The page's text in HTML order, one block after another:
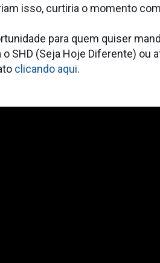
isso, curtiria o momento
para quem quiser
SHD (Seja Hoje Diferente) ou
clicando aqui.